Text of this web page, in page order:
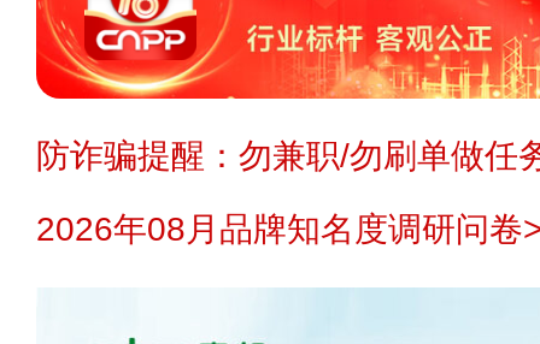
防诈骗提醒：勿兼职/勿刷单做任
2026年08月品牌知名度调研问卷